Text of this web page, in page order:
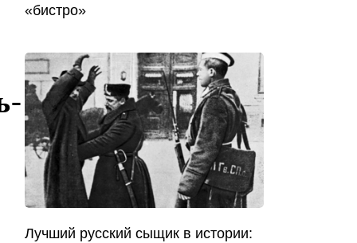
«бистро»
Лучший русский сыщик в истории: